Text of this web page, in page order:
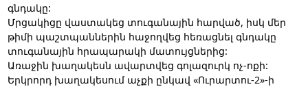
գնդակը:
Մրցակիցը վաստակեց տուգանային հարված, իսկ մեր
թիմի պաշտպաններին հաջողվեց հեռացնել գնդակը
տուգանային հրապարակի մատույցներից:
Առաջին խաղակեսն ավարտվեց գոլազուրկ ոչ-ոքի:
Երկրորդ խաղակեսում աչքի ընկավ «Ուրարտու-2»-ի